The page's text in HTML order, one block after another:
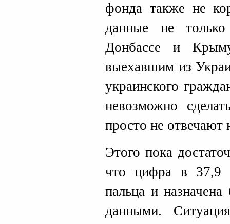
фонда также не
данные не
Донбассе и
выехавшим из
украинского
невозможно
просто не отвечают
Этого пока
что цифра в 37,9
пальца и
данными.